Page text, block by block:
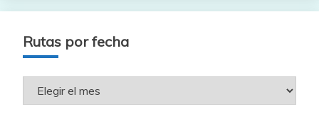
Rutas por fecha
Rutas
por